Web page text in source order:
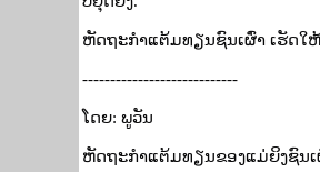
ຫັດຖະກຳແຕ້ມທຽນຊົນເຜົ່າ ເຮັດໃ
----------------------------
ໂດຍ: ພູວັນ
ຫັດຖະກຳແຕ້ມທຽນຂອງແມ່ຍິງຊົນ